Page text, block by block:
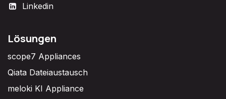
Linkedin
Lösungen
scope7 Appliances
Qiata Dateiaustausch
meloki KI Appliance